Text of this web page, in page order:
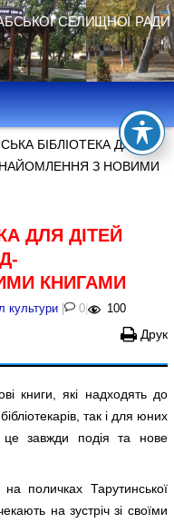
селищної ради
БІБЛІОТЕКА ДЛЯ
З НОВИМИ
ДЛЯ ДІТЕЙ
КНИГАМИ
культури | 0 | 100
Друк
книги, які надходять до
так і для юних
завжди подія та нове
поличках Тарутинської
на зустріч зі своїми